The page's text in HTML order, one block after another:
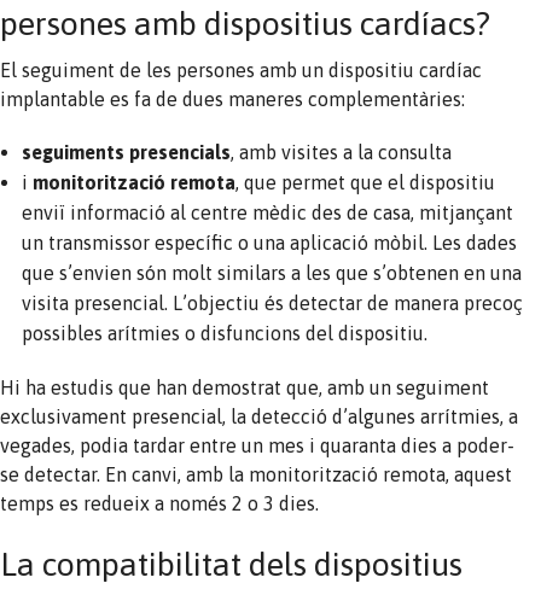
persones amb dispositius cardíacs?
El seguiment de les persones amb un dispositiu cardíac
implantable es fa de dues maneres complementàries:
seguiments presencials , amb visites a la consulta
i monitorització remota , que permet que el dispositiu
enviï informació al centre mèdic des de casa, mitjançant
un transmissor específic o una aplicació mòbil. Les dades
que s’envien són molt similars a les que s’obtenen en una
visita presencial. L’objectiu és detectar de manera precoç
possibles arítmies o disfuncions del dispositiu.
Hi ha estudis que han demostrat que, amb un seguiment
exclusivament presencial, la detecció d’algunes arrítmies, a
vegades, podia tardar entre un mes i quaranta dies a poder-
se detectar. En canvi, amb la monitorització remota, aquest
temps es redueix a només 2 o 3 dies.
La compatibilitat dels dispositius